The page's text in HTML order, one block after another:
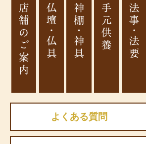
よくある質問